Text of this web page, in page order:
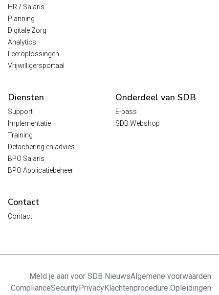
HR / Salaris
Planning
Digitale Zorg
Analytics
Leeroplossingen
Vrijwilligersportaal
Diensten
Support
Implementatie
Training
Detachering en advies
BPO Salaris
BPO Applicatiebeheer
Onderdeel van SDB
E-pass
SDB Webshop
Contact
Contact
Meld je aan voor SDB NieuwsAlgemene voorwaarden
ComplianceSecurityPrivacyKlachtenprocedure Opleidingen